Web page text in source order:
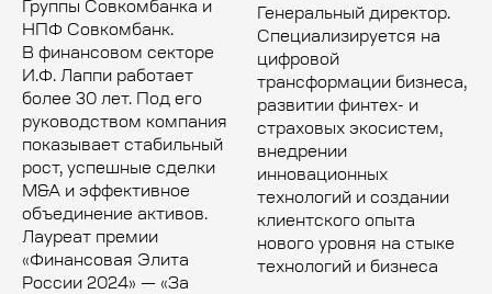
Группы Совкомбанка и
НПФ Совкомбанк.
В финансовом секторе
И.Ф. Лаппи работает
более 30 лет. Под его
руководством компания
показывает стабильный
рост, успешные сделки
M&A и эффективное
объединение активов.
Лауреат премии
«Финансовая Элита
России 2024» — «За
Генеральный директор.
Специализируется на
цифровой
трансформации бизнеса,
развитии финтех- и
страховых экосистем,
внедрении
инновационных
технологий и создании
клиентского опыта
нового уровня на стыке
технологий и бизнеса